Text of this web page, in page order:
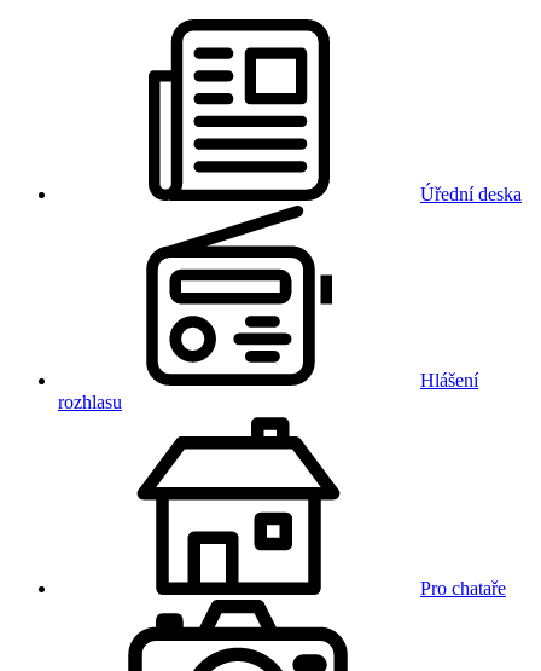
Úřední deska
Hlášení
rozhlasu
Pro chataře